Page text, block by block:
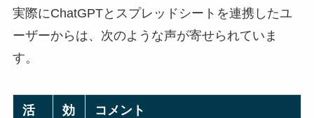
実際にChatGPTとスプレッドシートを連携したユ
ーザーからは、次のような声が寄せられていま
す。
活
効
コメント